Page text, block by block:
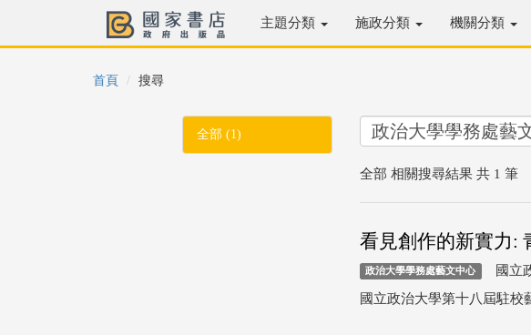
主題分類 施政分類 機關分類
首頁 搜尋
全部 (1)
全部 相關搜尋結果 共 1 筆
看見創作的新實力:
政治大學學務處藝文中心 國立
國立政治大學第十八屆駐校